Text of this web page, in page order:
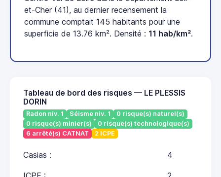
et-Cher (41), au dernier recensement la
commune comptait 145 habitants pour une
superficie de 13.76 km². Densité : 11 hab/km².
Tableau de bord des risques — LE PLESSIS
DORIN
Radon niv. 1 Séisme niv. 1
0 risque(s) naturel(s)
0 risque(s) minier(s)
0 risque(s) technologique(s)
6 arrêté(s) CATNAT
2 ICPE
Casias : 4